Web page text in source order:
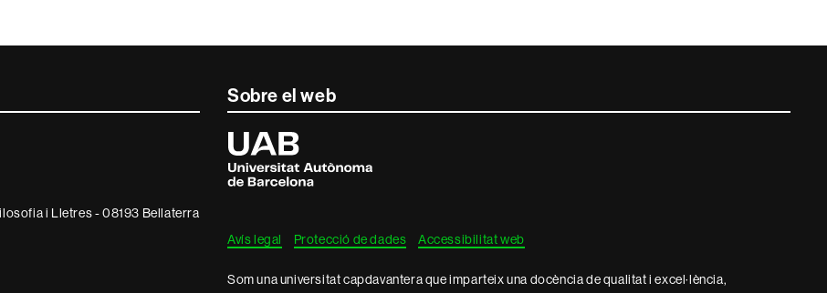
i Lletres - 08193 Bellaterra
Sobre el web
Universitat
Autònoma
de
Barcelona
Avís legal Protecció de dades Accessibilitat web
Som una universitat capdavantera que imparteix una docència de qualitat i excel·lència,